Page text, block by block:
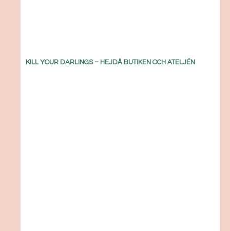
KILL YOUR DARLINGS – HEJDÅ BUTIKEN OCH ATELJÉN